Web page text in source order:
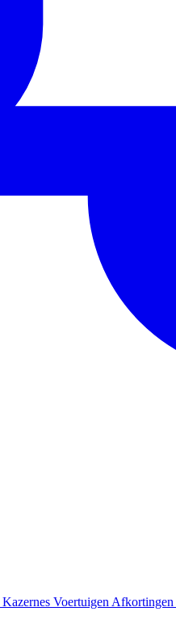
Kazernes Voertuigen Afkortingen